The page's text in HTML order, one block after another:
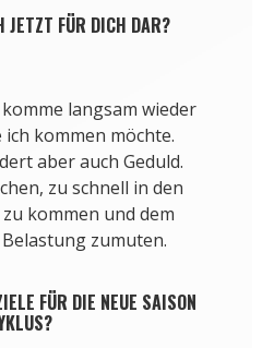
JETZT FÜR DICH DAR?
langsam wieder
kommen möchte.
aber auch Geduld.
zu schnell in den
kommen und dem
zumuten.
FÜR DIE NEUE SAISON